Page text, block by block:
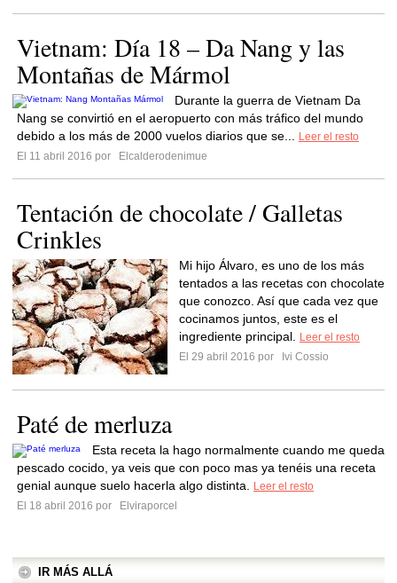
Vietnam: Día 18 – Da Nang y las
Montañas de Mármol
Durante la guerra de Vietnam Da
Nang se convirtió en el aeropuerto con más tráfico del mundo
debido a los más de 2000 vuelos diarios que se...
Leer el resto
El 11 abril 2016 por
Elcalderodenimue
Tentación de chocolate / Galletas
Crinkles
Mi hijo Álvaro, es uno de los más
tentados a las recetas con chocolate
que conozco. Así que cada vez que
cocinamos juntos, este es el
ingrediente principal.
Leer el resto
El 29 abril 2016 por
Ivi Cossio
Paté de merluza
Esta receta la hago normalmente cuando me queda
pescado cocido, ya veis que con poco mas ya tenéis una receta
genial aunque suelo hacerla algo distinta.
Leer el resto
El 18 abril 2016 por
Elviraporcel
IR MÁS ALLÁ